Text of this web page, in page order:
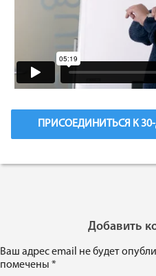
ПРИСОЕДИНИТЬСЯ К
Добавить
Ваш адрес email не будет
помечены *